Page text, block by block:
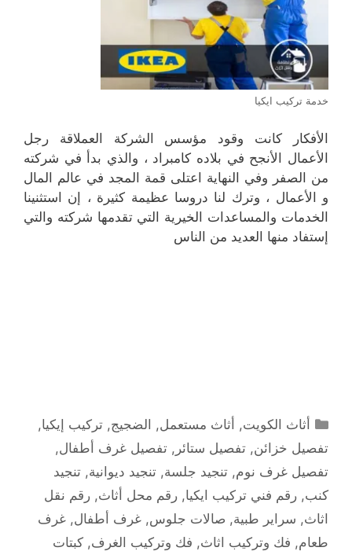
خدمة تركيب ايكيا
الأفكار كانت وقود مؤسس الشركة العملاقة رجل
الأعمال الأنجح في بلاده كامبراد ، والذي بدأ في شركته
من الصفر وفي النهاية اعتلى قمة المجد في عالم المال
و الأعمال ، وترك لنا دروسا عظيمة كثيرة ، إن استثنينا
الخدمات والمساعدات الخيرية التي تقدمها شركته والتي
إستفاد منها العديد من الناس
التصنيفات
أثاث الكويت, أثاث مستعمل, الضجيج,تركيب إيكيا,
تفصيل خزائن, تفصيل ستائر , تفصيل غرف أطفال,
تفصيل غرف نوم, تنجيد جلسة, تنجيد ديوانية, تنجيد
كنب, رقم فني تركيب ايكيا, رقم محل أثاث, رقم نقل
اثاث, سراير طبية, صالات جلوس, غرف أطفال, غرف
طعام, فك وتركيب اثاث, فك وتركيب الغرف, كبتات